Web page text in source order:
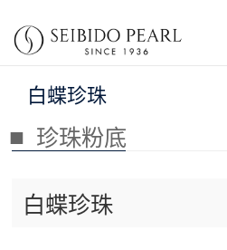
白蝶珍珠
珍珠粉底
白蝶珍珠